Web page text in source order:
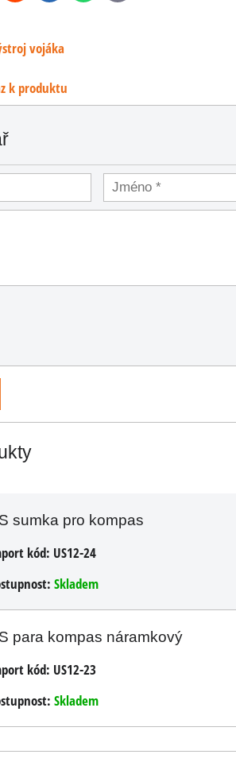
vojáka
k produktu
sumka pro kompas
kód: US12-24
Skladem
para kompas náramkový
kód: US12-23
Skladem